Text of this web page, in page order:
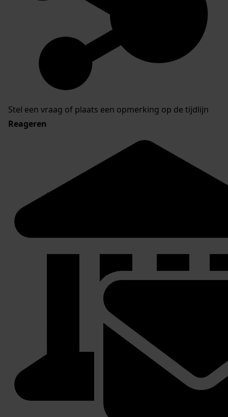
Stel een vraag of plaats een opmerking op de tijdlijn
Reageren